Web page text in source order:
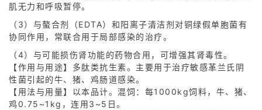
肌无力和呼吸暂停。
（3）与螯合剂（EDTA）和阳离子清洁剂对铜绿假单胞菌有
协同作用，常联合用于局部感染的治疗。
（4）与可能损伤肾功能的药物合用，可增强其肾毒性。
【作用与用途】多肽类抗生素。主要用于治疗敏感革兰氏阴
性菌引起的牛、猪、鸡肠道感染。
【用法与用量】以本品计。混饲：每1000kg饲料，牛、猪、
鸡0.75~1kg，连用3~5日。